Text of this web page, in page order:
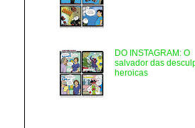
DO INSTAGRAM: O
salvador das
heroicas